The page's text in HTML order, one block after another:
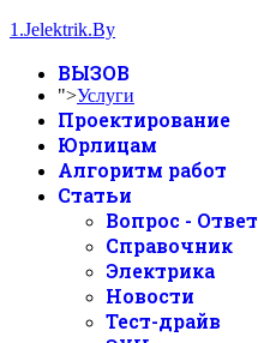
1.Jelektrik.By
ВЫЗОВ
">Услуги
Проектирование
Юрлицам
Алгоритм работ
Статьи
Вопрос - Ответ
Справочник
Электрика
Новости
Тест-драйв